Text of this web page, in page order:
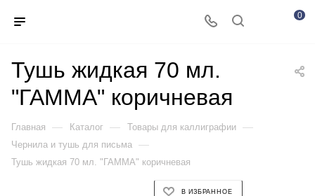
0
Тушь жидкая 70 мл.
"ГАММА" коричневая
Главная — Каталог — Товары для каллиграфии —
Чернила и тушь для письма —
Тушь жидкая 70 мл. "ГАММА" коричневая
В ИЗБРАННОЕ